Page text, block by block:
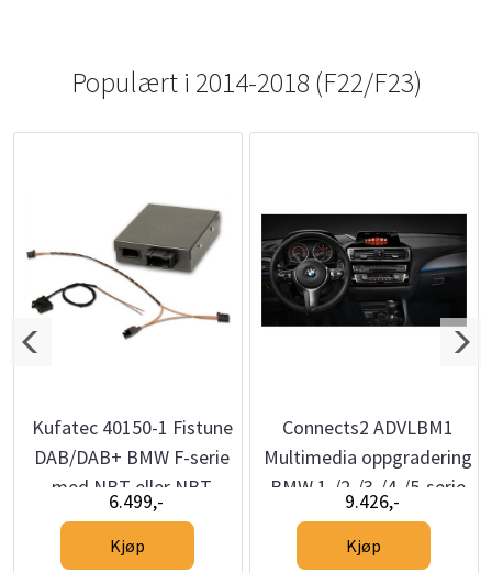
Populært i 2014-2018 (F22/F23)
Kufatec 40150-1 Fistune
DAB/DAB+ BMW F-serie
med NBT eller NBT
Touch
6.499,-
Kjøp
Connects2 ADVLBM1
Multimedia oppgradering
BMW 1-/2-/3-/4-/5-serie
og X3/X4 (F-modeller)
9.426,-
Kjøp